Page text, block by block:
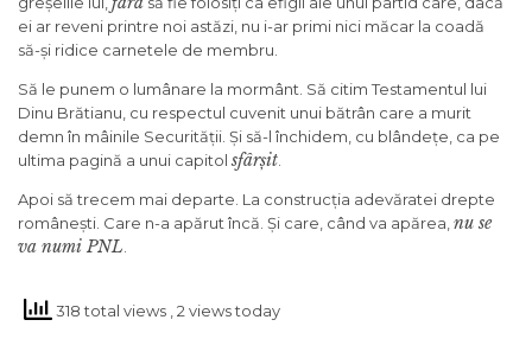
ei ar reveni printre noi astăzi, nu i-ar primi nici măcar la coadă
să-și ridice carnetele de membru.
Să le punem o lumânare la mormânt. Să citim Testamentul lui
Dinu Brătianu, cu respectul cuvenit unui bătrân care a murit
demn în mâinile Securității. Și să-l închidem, cu blândețe, ca pe
ultima pagină a unui capitol sfârșit
Apoi să trecem mai departe. La construcția adevăratei drepte
românești. Care n-a apărut încă. Și care, când va apărea, nu se
va numi PNL
318 total views , 2 views today